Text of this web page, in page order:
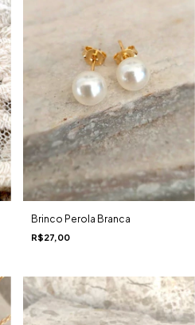
Brinco Perola Branca
R$27,00